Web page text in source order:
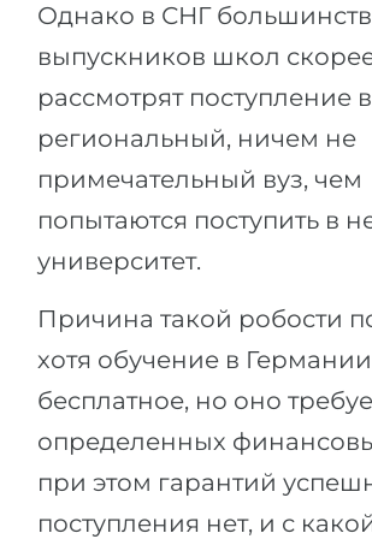
Однако в СНГ
выпускников школ
рассмотрят поступление в
региональный, ничем не
примечательный вуз, чем
попытаются поступить в
университет.
Причина такой робости
хотя обучение в
бесплатное, но оно
определенных
при этом гарантий
поступления нет, и с